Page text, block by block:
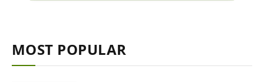
MOST POPULAR